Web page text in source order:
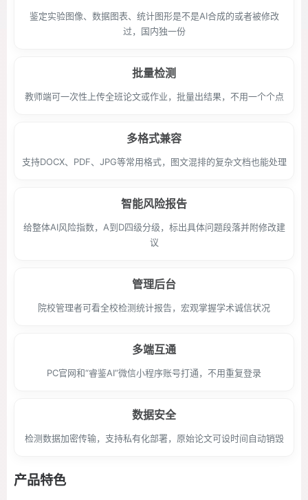
鉴定实验图像、数据图表、统计图形是不是AI合成的或者被修改
过，国内独一份
批量检测
教师端可一次性上传全班论文或作业，批量出结果，不用一个个点
多格式兼容
支持DOCX、PDF、JPG等常用格式，图文混排的复杂文档也能处理
智能风险报告
给整体AI风险指数，A到D四级分级，标出具体问题段落并附修改建
议
管理后台
院校管理者可看全校检测统计报告，宏观掌握学术诚信状况
多端互通
PC官网和“睿鉴AI”微信小程序账号打通，不用重复登录
数据安全
检测数据加密传输，支持私有化部署，原始论文可设时间自动销毁
产品特色